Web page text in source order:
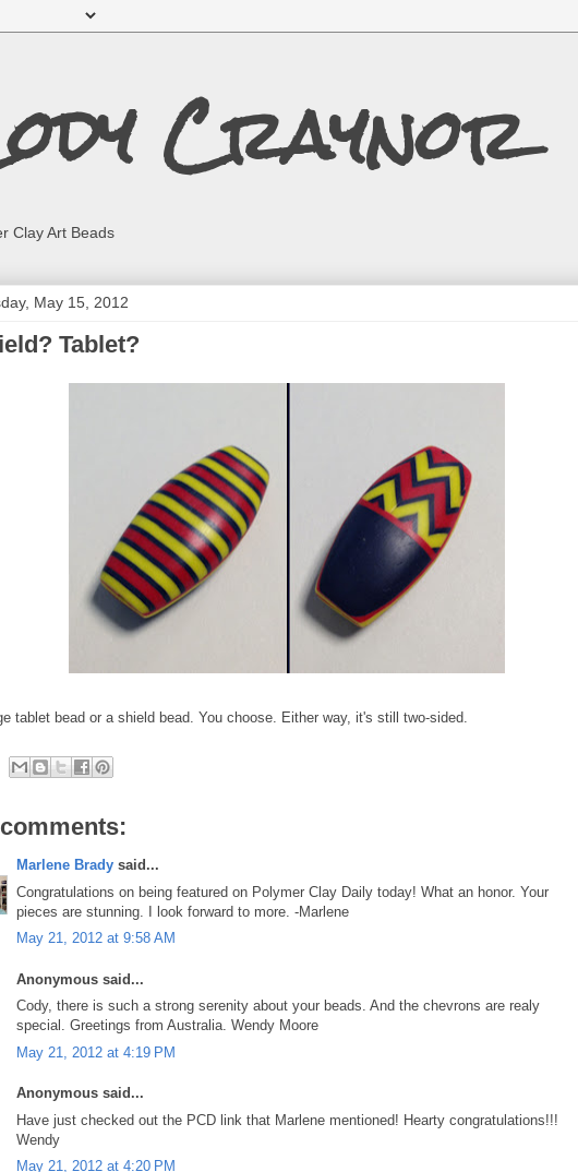
Craynor
Clay Art Beads
May 15, 2012
Tablet?
tablet bead or a shield bead. You choose. Either way, it's still two-sided.
Marlene Brady said...
Congratulations on being featured on Polymer Clay Daily today! What an honor. Your
pieces are stunning. I look forward to more. -Marlene
May 21, 2012 at 9:58 AM
Anonymous said...
Cody, there is such a strong serenity about your beads. And the chevrons are realy
special. Greetings from Australia. Wendy Moore
May 21, 2012 at 4:19 PM
Anonymous said...
Have just checked out the PCD link that Marlene mentioned! Hearty congratulations!!!
Wendy
May 21, 2012 at 4:20 PM